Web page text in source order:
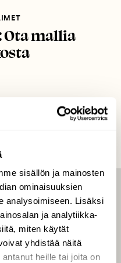
sisällön ja mainosten
ominaisuuksien
analysoimiseen. Lisäksi
ja analytiikka-
miten käytät
yhdistää näitä
heille tai joita on
mallia
lehti
Suomen Luonto
digilukuoikeus